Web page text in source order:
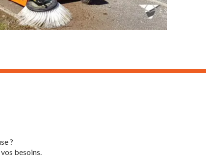
?
besoins.